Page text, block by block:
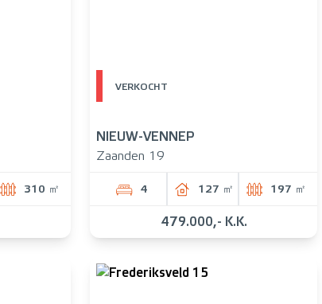
310 ㎡
VERKOCHT
NIEUW-VENNEP
Zaanden 19
4 127 ㎡ 197 ㎡
479.000,- K.K.